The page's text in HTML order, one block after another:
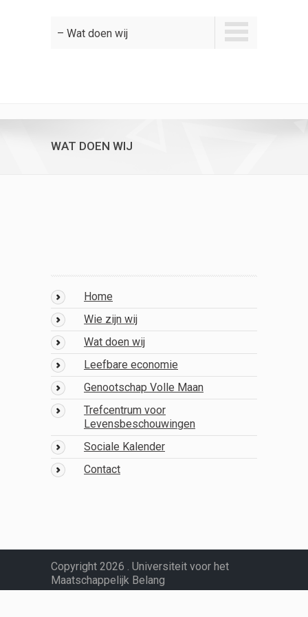
– Wat doen wij
WAT DOEN WIJ
Home
Wie zijn wij
Wat doen wij
Leefbare economie
Genootschap Volle Maan
Trefcentrum voor
Levensbeschouwingen
Sociale Kalender
Contact
Copyright 2026 . Universiteit voor het
Maatschappelijk Belang